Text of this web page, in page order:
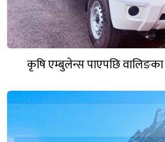
कृषि एम्बुलेन्स पाएपछि